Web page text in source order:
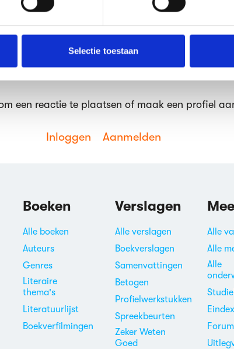
advertenties te personaliseren, om functies voor social
kunnen deze gegevens combineren met
op basis van jouw gebruik van hun services.
Selectie toestaan
REACTIES
een reactie te plaatsen of maak een profiel
Inloggen Aanmelden
Boeken
Alle boeken
Auteurs
Genres
Literaire
thema's
Literatuurlijst
Boekverfilmingen
Verslagen
Alle verslagen
Boekverslagen
Samenvattingen
Betogen
Profielwerkstukken
Spreekbeurten
Zeker Weten
Goed
Alle
Alle
Alle
Forum